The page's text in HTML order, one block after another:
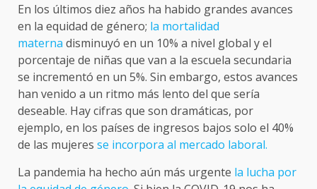
En los últimos diez años ha habido grandes avances
en la equidad de género; la mortalidad
materna disminuyó en un 10% a nivel global y el
porcentaje de niñas que van a la escuela secundaria
se incrementó en un 5%. Sin embargo, estos avances
han venido a un ritmo más lento del que sería
deseable. Hay cifras que son dramáticas, por
ejemplo, en los países de ingresos bajos solo el 40%
de las mujeres se incorpora al mercado laboral.
La pandemia ha hecho aún más urgente la lucha por